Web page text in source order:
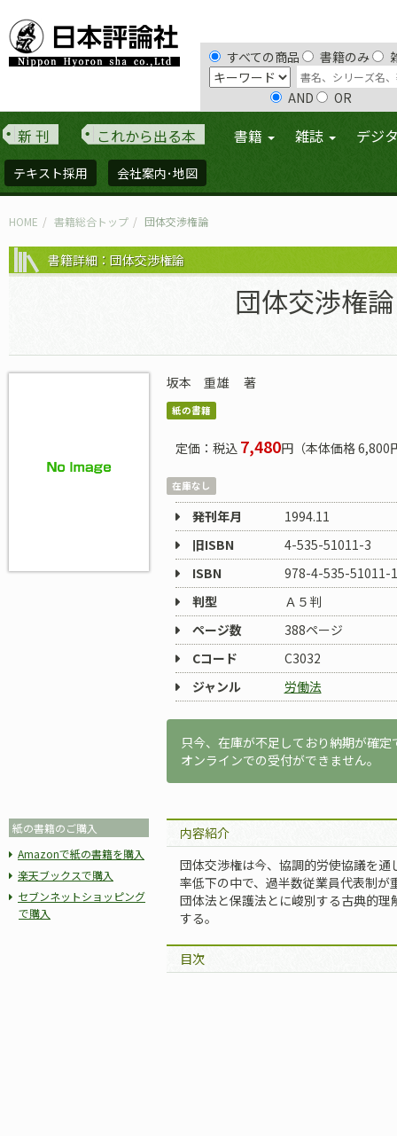
すべての商品 書籍のみ
AND OR
新 刊 これから出る本 書籍 雑誌 デジ
テキスト採用 会社案内･地図
HOME 書籍総合トップ 団体交渉権論
書籍詳細：団体交渉権論
団体交渉権論
坂本 重雄 著
紙の書籍
定価：税込 7,480円（本体価格 6,800
在庫なし
発刊年月
1994.11
旧ISBN
4-535-51011-3
ISBN
978-4-535-51011-1
判型
Ａ５判
ページ数
388ページ
Cコード
C3032
ジャンル
労働法
只今、在庫が不足しており納期が確定
オンラインでの受付ができません。
紙の書籍のご購入
Amazonで紙の書籍を購入
楽天ブックスで購入
セブンネットショッピング
で購入
内容紹介
団体交渉権は今、協調的労使協議を
率低下の中で、過半数従業員代表制
団体法と保護法とに峻別する古典的
する。
目次